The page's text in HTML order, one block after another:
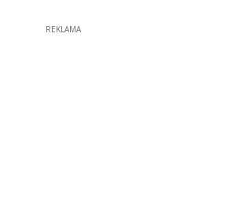
REKLAMA